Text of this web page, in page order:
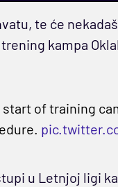
te će
kampa
of training
u Letnjoj ligi